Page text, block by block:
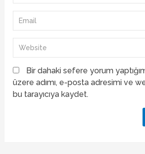
Bir dahaki sefere yorum
üzere adımı, e-posta adresimi ve
bu tarayıcıya kaydet.